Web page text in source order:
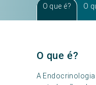
O que é? O
O que é?
A